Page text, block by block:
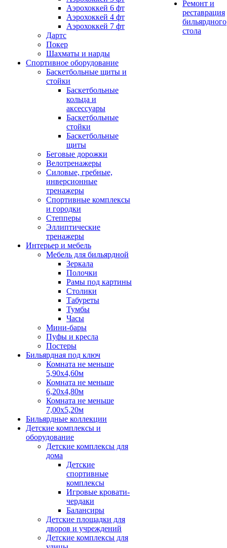
Аэрохоккей 6 фт
Аэрохоккей 4 фт
Аэрохоккей 7 фт
Дартс
Покер
Шахматы и нарды
Спортивное оборудование
Баскетбольные щиты и
стойки
Баскетбольные
кольца и
аксессуары
Баскетбольные
стойки
Баскетбольные
щиты
Беговые дорожки
Велотренажеры
Силовые, гребные,
инверсионные
тренажеры
Спортивные комплексы
и городки
Степперы
Эллиптические
тренажеры
Интерьер и мебель
Мебель для бильярдной
Зеркала
Полочки
Рамы под картины
Столики
Табуреты
Тумбы
Часы
Мини-бары
Пуфы и кресла
Постеры
Бильярдная под ключ
Комната не меньше
5,90х4,60м
Комната не меньше
6,20х4,80м
Комната не меньше
7,00х5,20м
Бильярдные коллекции
Детские комплексы и
оборудование
Детские комплексы для
дома
Детские
спортивные
комплексы
Игровые кровати-
чердаки
Балансиры
Детские площадки для
дворов и учреждений
Детские комплексы для
Ремонт и
реставрация
бильярдного
стола